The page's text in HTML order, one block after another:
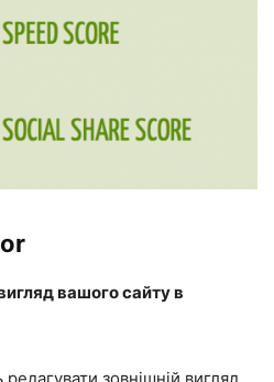
вашого сайту в